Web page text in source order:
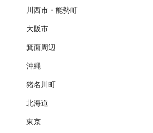
川西市・能勢町
大阪市
箕面周辺
沖縄
猪名川町
北海道
東京